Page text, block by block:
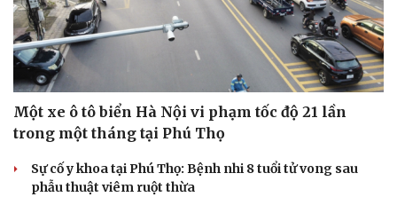
Một xe ô tô biển Hà Nội vi phạm tốc độ 21 lần
trong một tháng tại Phú Thọ
Sự cố y khoa tại Phú Thọ: Bệnh nhi 8 tuổi tử vong sau
phẫu thuật viêm ruột thừa